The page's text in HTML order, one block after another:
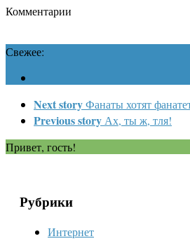
Комментарии
Свежее:
Next storyФанаты хотят
Previous story Ах, ты ж, тля!
Привет, гость!
Рубрики
Интернет